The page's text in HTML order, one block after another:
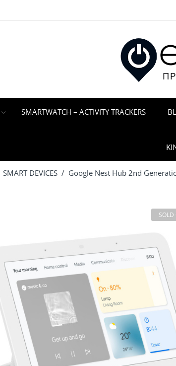
SMARTWATCH – ACTIVITY TRACKERS
SMART DEVICES / Google Nest Hub 2nd
SOLD